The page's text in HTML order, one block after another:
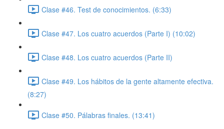
Clase #46. Test de conocimientos. (6:33)
Clase #47. Los cuatro acuerdos (Parte I) (10:02)
Clase #48. Los cuatro acuerdos (Parte II)
Clase #49. Los hábitos de la gente altamente efectiva.
(8:27)
Clase #50. Pálabras finales. (13:41)